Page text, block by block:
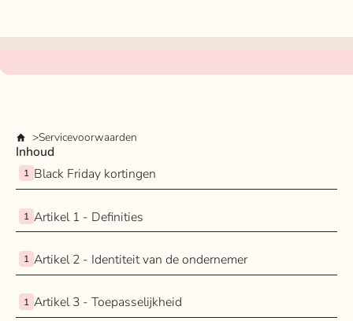
Servicevoorwaarden
Inhoud
1 Black Friday kortingen
1 Artikel 1 - Definities
1 Artikel 2 - Identiteit van de ondernemer
1 Artikel 3 - Toepasselijkheid